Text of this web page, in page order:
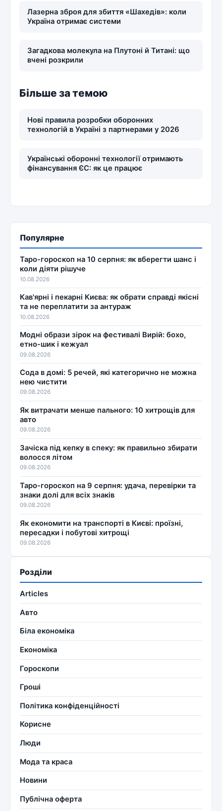
Лазерна зброя для збиття «Шахедів»: коли
Україна отримає системи
Загадкова молекула на Плутоні й Титані: що
вчені розкрили
Більше за темою
Нові правила розробки оборонних
технологій в Україні з партнерами у 2026
Українські оборонні технології отримають
фінансування ЄС: як це працює
Популярне
Таро-гороскоп на 10 серпня: як вберегти шанс і
коли діяти рішуче
10.08.2026
Кав'ярні і пекарні Києва: як обрати справді якісні
та не переплатити за антураж
10.08.2026
Модні образи зірок на фестивалі Вирій: бохо,
етно-шик і кежуал
09.08.2026
Сода в домі: 5 речей, які категорично не можна
нею чистити
09.08.2026
Як витрачати менше пального: 10 хитрощів для
авто
09.08.2026
Зачіска під кепку в спеку: як правильно збирати
волосся літом
09.08.2026
Таро-гороскоп на 9 серпня: удача, перевірки та
знаки долі для всіх знаків
09.08.2026
Як економити на транспорті в Києві: проїзні,
пересадки і побутові хитрощі
09.08.2026
Розділи
Articles
Авто
Біла економіка
Економіка
Гороскопи
Гроші
Політика конфіденційності
Корисне
Люди
Мода та краса
Новини
Публічна оферта